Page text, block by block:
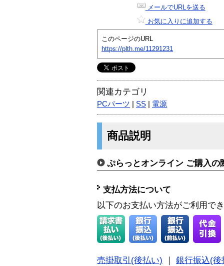
メールでURLを送る
お気に入りに追加する
このページのURL
https://plth.me/11291231
関連カテゴリ
PCパーツ SS 電源
商品説明
ぷらっとオンライン ご購入の
支払方法について
以下のお支払い方法がご利用で
売掛取引(後払い)
銀行振込(後